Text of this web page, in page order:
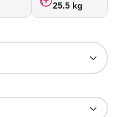
25.5 kg